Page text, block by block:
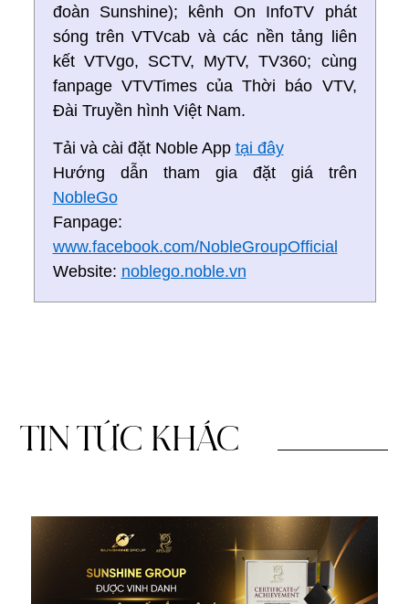
đoàn Sunshine); kênh On InfoTV phát
sóng trên VTVcab và các nền tảng liên
kết VTVgo, SCTV, MyTV, TV360; cùng
fanpage VTVTimes của Thời báo VTV,
Đài Truyền hình Việt Nam.
Tải và cài đặt Noble App tại đây
Hướng dẫn tham gia đặt giá trên
NobleGo
Fanpage:
www.facebook.com/NobleGroupOfficial
Website: noblego.noble.vn
TIN TỨC KHÁC